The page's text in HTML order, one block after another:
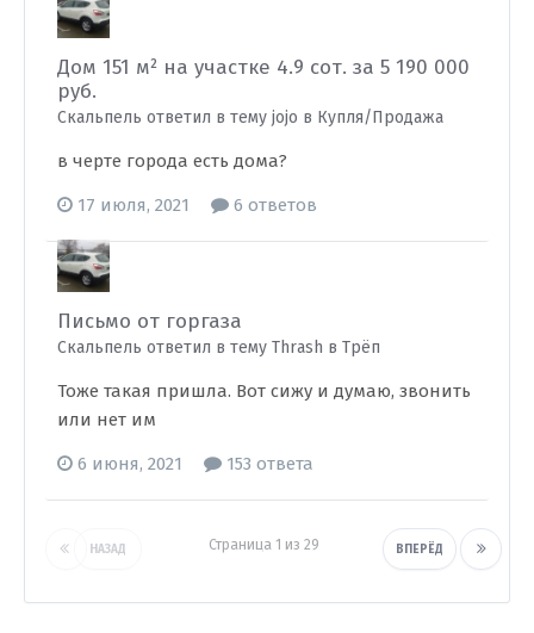
Дом 151 м² на участке 4.9 сот. за 5 190 000
руб.
Скальпель ответил в тему jojo в Купля/Продажа
в черте города есть дома?
17 июля, 2021 6 ответов
Письмо от горгаза
Скальпель ответил в тему Thrash в Трёп
Тоже такая пришла. Вот сижу и думаю, звонить
или нет им
6 июня, 2021 153 ответа
НАЗАД ВПЕРЁД
Страница 1 из 29